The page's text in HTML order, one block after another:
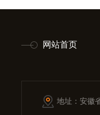
网站首页
地址：安徽